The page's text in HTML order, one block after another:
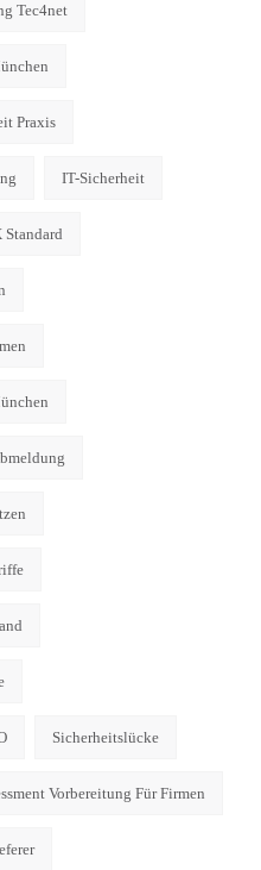
Tec4net
Praxis
IT-Sicherheit
Sicherheitslücke
Vorbereitung Für Firmen